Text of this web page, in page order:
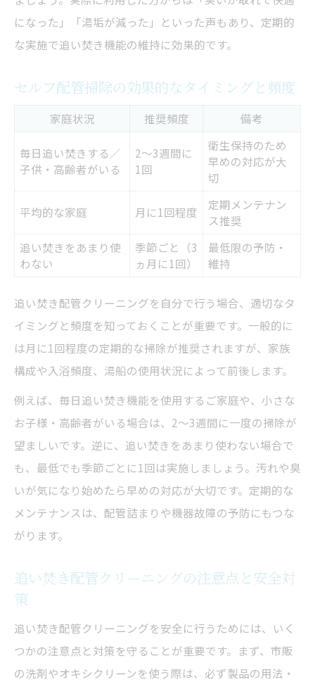
になった」「湯垢が減った」といった声もあり、定期的
な実施で追い焚き機能の維持に効果的です。
セルフ配管掃除の効果的なタイミングと頻度
家庭状況 推奨頻度 備考
毎日追い焚きする／
子供・高齢者がいる
2～3週間に
1回
衛生保持のため
早めの対応が大
切
平均的な家庭 月に1回程度
定期メンテナン
ス推奨
追い焚きをあまり使
わない
季節ごと（3
ヵ月に1回）
最低限の予防・
維持
追い焚き配管クリーニングを自分で行う場合、適切なタ
イミングと頻度を知っておくことが重要です。一般的に
は月に1回程度の定期的な掃除が推奨されますが、家族
構成や入浴頻度、湯船の使用状況によって前後します。
例えば、毎日追い焚き機能を使用するご家庭や、小さな
お子様・高齢者がいる場合は、2～3週間に一度の掃除が
望ましいです。逆に、追い焚きをあまり使わない場合で
も、最低でも季節ごとに1回は実施しましょう。汚れや臭
いが気になり始めたら早めの対応が大切です。定期的な
メンテナンスは、配管詰まりや機器故障の予防にもつな
がります。
追い焚き配管クリーニングの注意点と安全対
策
追い焚き配管クリーニングを安全に行うためには、いく
つかの注意点と対策を守ることが重要です。まず、市販
の洗剤やオキシクリーンを使う際は、必ず製品の用法・